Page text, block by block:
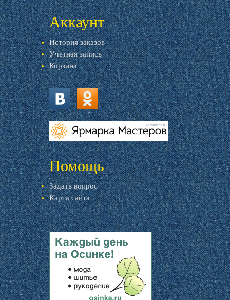
Аккаунт
История заказов
Учетная запись
Корзина
vk.com ok.ru
livemaster.ru
Помощь
Задать вопрос
Карта сайта